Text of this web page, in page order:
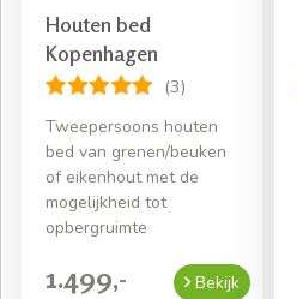
Houten bed
Kopenhagen
(3)
Tweepersoons houten
bed van grenen/beuken
of eikenhout met de
mogelijkheid tot
opbergruimte
1.499,- Bekijk